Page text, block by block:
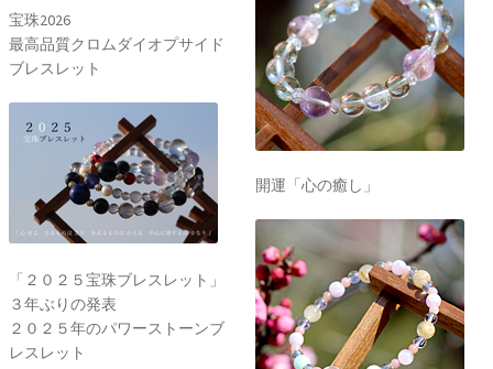
宝珠2026
最高品質クロムダイオプサイド
ブレスレット
「２０２５宝珠ブレスレット」
３年ぶりの発表
２０２５年のパワーストーンブ
レスレット
開運「心の癒し」